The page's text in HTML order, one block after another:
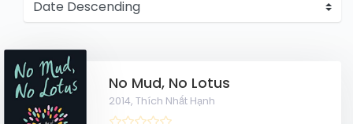
No Mud, No Lotus
2014,Thích Nhất Hạnh